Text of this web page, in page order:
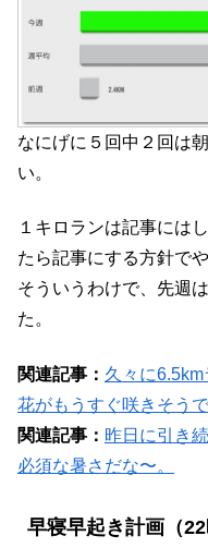
なにげに５回中２回は
い。
１キロランは記事には
たら記事にする方針で
そういうわけで、先週
た。
関連記事： 久々に
花がもうすぐ咲きそうで
関連記事： 昨日に引き
必須な暑さだな〜。
早寝早起き計画（